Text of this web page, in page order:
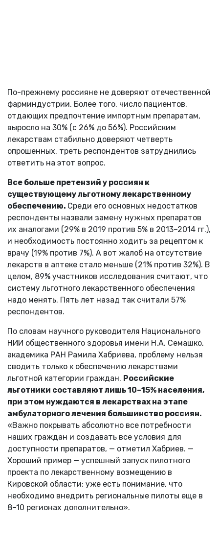
По-прежнему россияне не доверяют отечественной
фарминдустрии. Более того, число пациентов,
отдающих предпочтение импортным препаратам,
выросло на 30% (с 26% до 56%). Российским
лекарствам стабильно доверяют четверть
опрошенных, треть респондентов затруднились
ответить на этот вопрос.
Все больше претензий у россиян к
существующему льготному лекарственному
обеспечению. Среди его основных недостатков
респонденты назвали замену нужных препаратов
их аналогами (29% в 2019 против 5% в 2013–2014 гг.),
и необходимость постоянно ходить за рецептом к
врачу (19% против 7%). А вот жалоб на отсутствие
лекарств в аптеке стало меньше (21% против 32%). В
целом, 89% участников исследования считают, что
систему льготного лекарственного обеспечения
надо менять. Пять лет назад так считали 57%
респондентов.
По словам научного руководителя Национального
НИИ общественного здоровья имени Н.А. Семашко,
академика РАН Рамила Хабриева, проблему нельзя
сводить только к обеспечению лекарствами
льготной категории граждан. Российские
льготники составляют лишь 10–15% населения,
при этом нуждаются в лекарствах на этапе
амбулаторного лечения большинство россиян.
«Важно покрывать абсолютно все потребности
наших граждан и создавать все условия для
доступности препаратов, — отметил Хабриев. —
Хороший пример — успешный запуск пилотного
проекта по лекарственному возмещению в
Кировской области: уже есть понимание, что
необходимо внедрить региональные пилоты еще в
8–10 регионах дополнительно».